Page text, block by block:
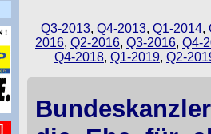
Q3-2013, Q4-2013, Q1-2014,
2016, Q2-2016, Q3-2016, Q4-
Q4-2018, Q1-2019, Q2-